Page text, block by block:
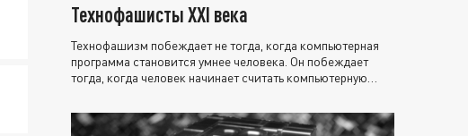
Технофашисты XXI века
Технофашизм побеждает не тогда, когда компьютерная
программа становится умнее человека. Он побеждает
тогда, когда человек начинает считать компьютерную